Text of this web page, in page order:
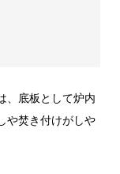
、底板として炉内
や焚き付けがしや